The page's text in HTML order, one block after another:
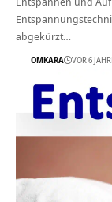
abgekürzt…
OMKARA VOR 6